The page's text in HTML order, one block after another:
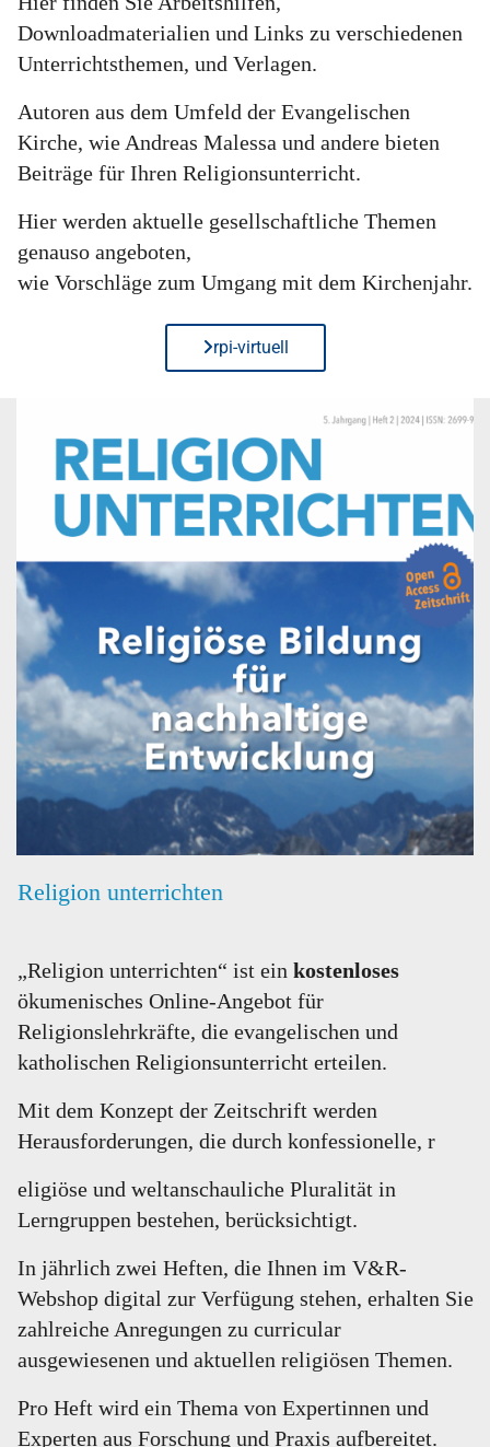
Downloadmaterialien und Links zu verschiedenen
Unterrichtsthemen, und Verlagen.
Autoren aus dem Umfeld der Evangelischen
Kirche, wie Andreas Malessa und andere bieten
Beiträge für Ihren Religionsunterricht.
Hier werden aktuelle gesellschaftliche Themen
genauso angeboten,
wie Vorschläge zum Umgang mit dem Kirchenjahr.
rpi-virtuell
Religion unterrichten
„Religion unterrichten“ ist ein kostenloses
ökumenisches Online-Angebot für
Religionslehrkräfte, die evangelischen und
katholischen Religionsunterricht erteilen.
Mit dem Konzept der Zeitschrift werden
Herausforderungen, die durch konfessionelle, r
eligiöse und weltanschauliche Pluralität in
Lerngruppen bestehen, berücksichtigt.
In jährlich zwei Heften, die Ihnen im V&R-
Webshop digital zur Verfügung stehen, erhalten Sie
zahlreiche Anregungen zu curricular
ausgewiesenen und aktuellen religiösen Themen.
Pro Heft wird ein Thema von Expertinnen und
Experten aus Forschung und Praxis aufbereitet.